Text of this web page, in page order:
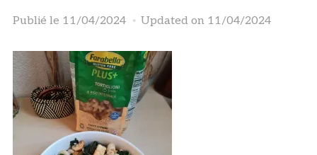
Publié le 11/04/2024 Updated on 11/04/2024